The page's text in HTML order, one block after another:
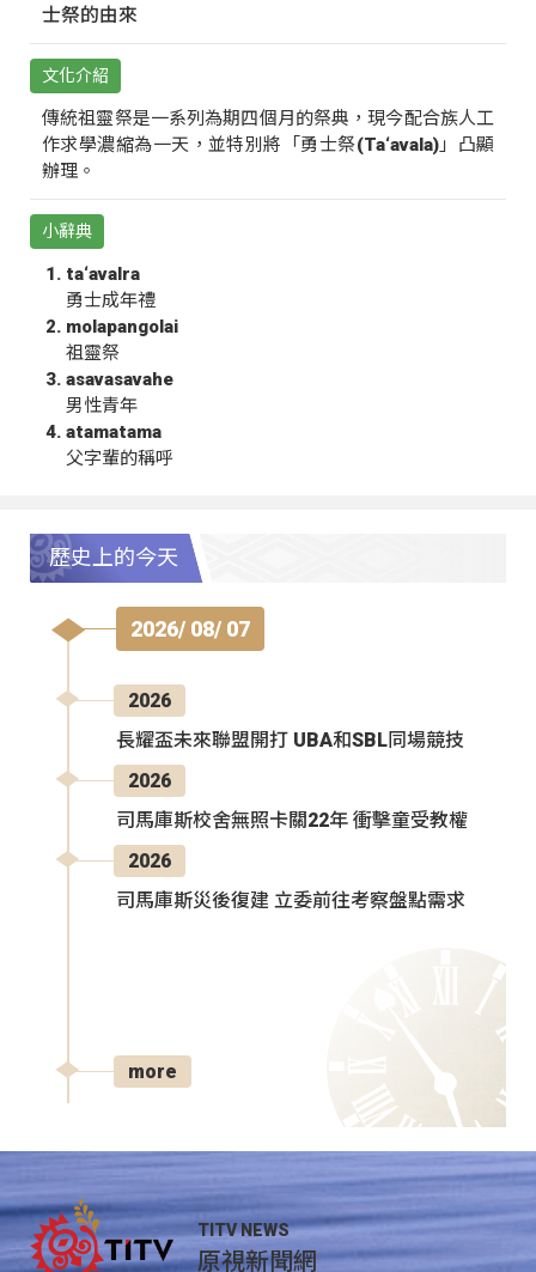
士祭的由來
文化介紹
傳統祖靈祭是一系列為期四個月的祭典，現今配合族人工
作求學濃縮為一天，並特別將「勇士祭(Ta‘avala)」凸顯
辦理。
小辭典
ta‘avalra
勇士成年禮
molapangolai
祖靈祭
asavasavahe
男性青年
atamatama
父字輩的稱呼
歷史上的今天
2026/ 08/ 07
2026
長耀盃未來聯盟開打 UBA和SBL同場競技
2026
司馬庫斯校舍無照卡關22年 衝擊童受教權
2026
司馬庫斯災後復建 立委前往考察盤點需求
more
TITV NEWS
原視新聞網